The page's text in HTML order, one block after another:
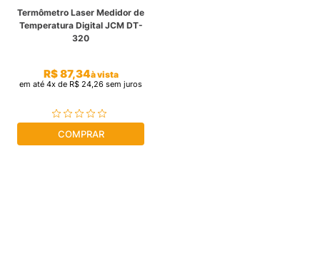
Termômetro Laser Medidor de
Temperatura Digital JCM DT-
320
R$87,34à vista
em até 4x de R$ 24,26 sem juros
COMPRAR
9º cassete